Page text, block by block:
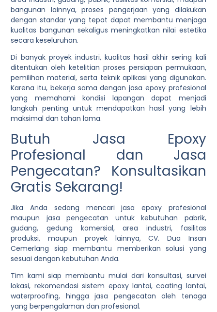
bangunan lainnya, proses pengerjaan yang dilakukan
dengan standar yang tepat dapat membantu menjaga
kualitas bangunan sekaligus meningkatkan nilai estetika
secara keseluruhan.
Di banyak proyek industri, kualitas hasil akhir sering kali
ditentukan oleh ketelitian proses persiapan permukaan,
pemilihan material, serta teknik aplikasi yang digunakan.
Karena itu, bekerja sama dengan jasa epoxy profesional
yang memahami kondisi lapangan dapat menjadi
langkah penting untuk mendapatkan hasil yang lebih
maksimal dan tahan lama.
Butuh Jasa Epoxy
Profesional dan Jasa
Pengecatan? Konsultasikan
Gratis Sekarang!
Jika Anda sedang mencari jasa epoxy profesional
maupun jasa pengecatan untuk kebutuhan pabrik,
gudang, gedung komersial, area industri, fasilitas
produksi, maupun proyek lainnya, CV. Dua Insan
Cemerlang siap membantu memberikan solusi yang
sesuai dengan kebutuhan Anda.
Tim kami siap membantu mulai dari konsultasi, survei
lokasi, rekomendasi sistem epoxy lantai, coating lantai,
waterproofing, hingga jasa pengecatan oleh tenaga
yang berpengalaman dan profesional.